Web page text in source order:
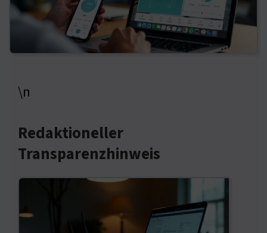
\n
Redaktioneller
Transparenzhinweis